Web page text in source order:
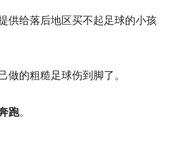
供给落后地区买不起足球的小孩
做的粗糙足球伤到脚了。
跑。